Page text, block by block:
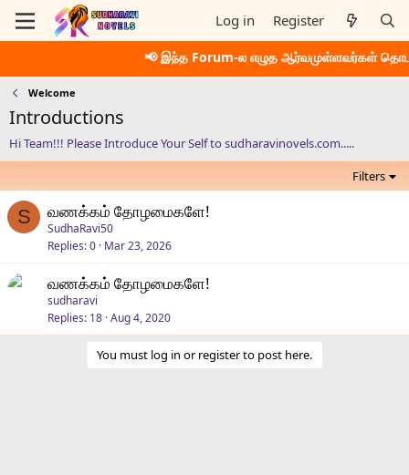
Log in Register
📢 இந்த Forum-ல எழுத ஆர்வமுள்ளவர்கள்
Welcome
Introductions
Hi Team!!! Please Introduce Your Self to sudharavinovels.com.....
Filters
S வணக்கம் தோழமைகளே!
SudhaRavi50
Replies 0 Mar 23, 2026
வணக்கம் தோழமைகளே!
sudharavi
Replies 18 Aug 4, 2020
You must log in or register to post here.